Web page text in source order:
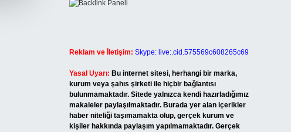
Reklam ve İletişim: Skype: live:.cid.575569c608265c69
Yasal Uyarı: Bu internet sitesi, herhangi bir marka,
kurum veya şahıs şirketi ile hiçbir bağlantısı
bulunmamaktadır. Sitede yalnızca kendi hazırladığımız
makaleler paylaşılmaktadır. Burada yer alan içerikler
haber niteliği taşımamakta olup, gerçek kurum ve
kişiler hakkında paylaşım yapılmamaktadır. Gerçek